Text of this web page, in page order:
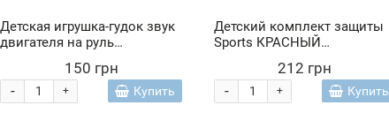
Детская игрушка-гудок звук
двигателя на руль
150 грн
+
- Купить
Детский комплект защиты
Sports КРАСНЫЙ
защита запястей
212 грн
+
- Купить